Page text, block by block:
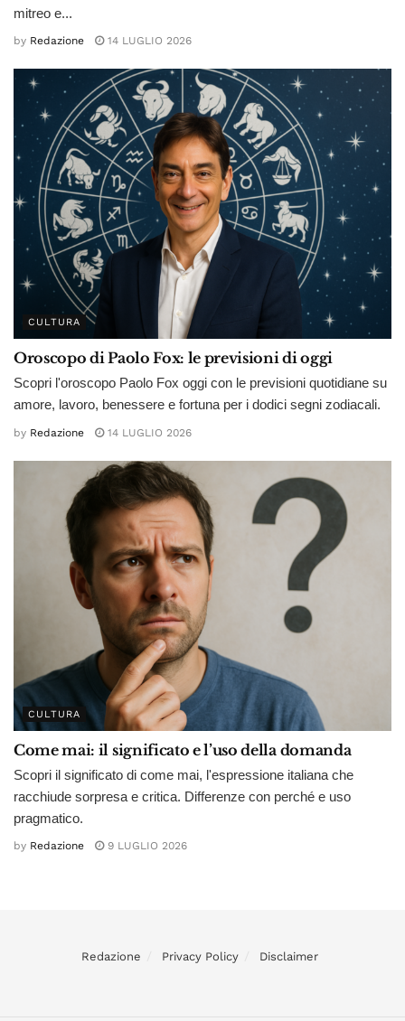
mitreo e...
by Redazione 14 LUGLIO 2026
CULTURA
Oroscopo di Paolo Fox: le previsioni di oggi
Scopri l'oroscopo Paolo Fox oggi con le previsioni quotidiane su
amore, lavoro, benessere e fortuna per i dodici segni zodiacali.
by Redazione 14 LUGLIO 2026
CULTURA
Come mai: il significato e l’uso della domanda
Scopri il significato di come mai, l'espressione italiana che
racchiude sorpresa e critica. Differenze con perché e uso
pragmatico.
by Redazione 9 LUGLIO 2026
Redazione Privacy Policy Disclaimer